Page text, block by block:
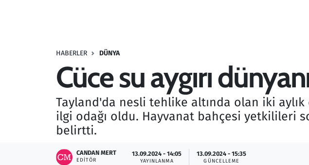
HABERLER DÜNYA
Cüce su aygırı
Tayland'da nesli tehlike altında olan iki aylık
ilgi odağı oldu. Hayvanat bahçesi yetkilileri
belirtti.
CANDAN MERT
EDITÖR
13.09.2024 - 14:05
YAYINLANMA
13.09.2024 - 15:35
GÜNCELLEME
Savunma Sanayi
Seçim 2023